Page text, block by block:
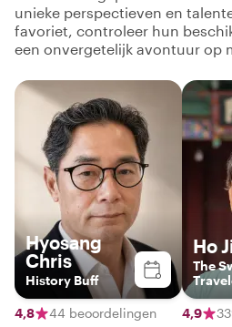
unieke perspectieven en
favoriet, controleer hun
een onvergetelijk avontuur op
Hyosang
Chris
History Buff
4,8 44 beoordelingen
Ho
The
4,9